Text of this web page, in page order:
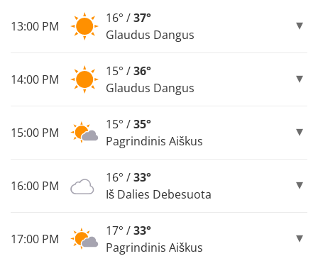
13:00 PM
16° /37°
Glaudus Dangus
14:00 PM
15° /36°
Glaudus Dangus
15:00 PM
15° /35°
Pagrindinis Aiškus
16:00 PM
16° /33°
Iš Dalies Debesuota
17:00 PM
17° /33°
Pagrindinis Aiškus